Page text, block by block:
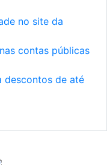
no site da
contas públicas
descontos de até